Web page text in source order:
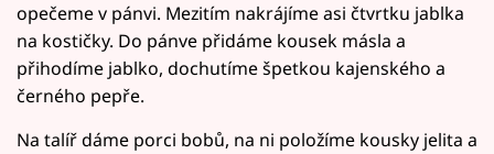
opečeme v pánvi. Mezitím nakrájíme asi čtvrtku jablka
na kostičky. Do pánve přidáme kousek másla a
přihodíme jablko, dochutíme špetkou kajenského a
černého pepře.
Na talíř dáme porci bobů, na ni položíme kousky jelita a